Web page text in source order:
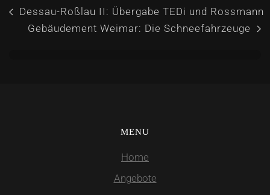
Dessau-Roßlau II: Übergabe TEDi und Rossmann
Gebäudement Weimar: Die Schneefahrzeuge
MENU
Home
Angebote